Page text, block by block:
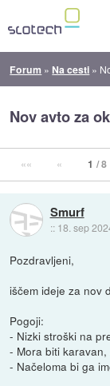
Forum » Na cesti »
Nov avto za
«« « 1 / 8
Smurf
:: 18. sep
Pozdravljeni,
iščem ideje za nov
Pogoji:
- Nizki stroški na
- Mora biti
- Načeloma bi ga